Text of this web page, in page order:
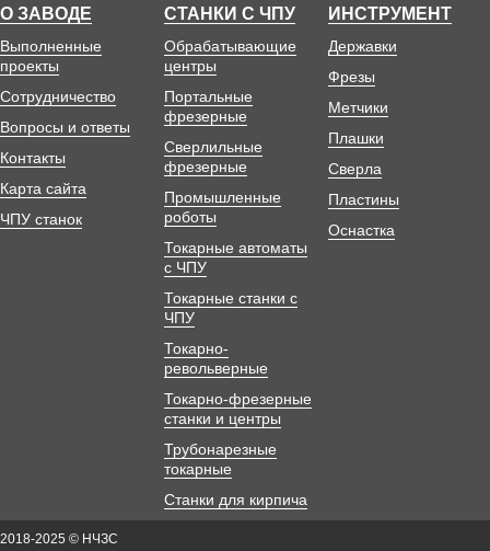
О ЗАВОДЕ
Выполненные
проекты
Сотрудничество
Вопросы и ответы
Контакты
Карта сайта
ЧПУ станок
СТАНКИ С ЧПУ
Обрабатывающие
центры
Портальные
фрезерные
Сверлильные
фрезерные
Промышленные
роботы
Токарные автоматы
с ЧПУ
Токарные станки с
ЧПУ
Токарно-
револьверные
Токарно-фрезерные
станки и центры
Трубонарезные
токарные
Станки для кирпича
ИНСТРУМЕНТ
Державки
Фрезы
Метчики
Плашки
Сверла
Пластины
Оснастка
2018-2025 © НЧЗС